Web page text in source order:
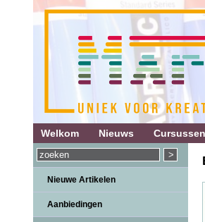
Welkom Nieuws Cursussen
Nieuwe Artikelen
Aanbiedingen